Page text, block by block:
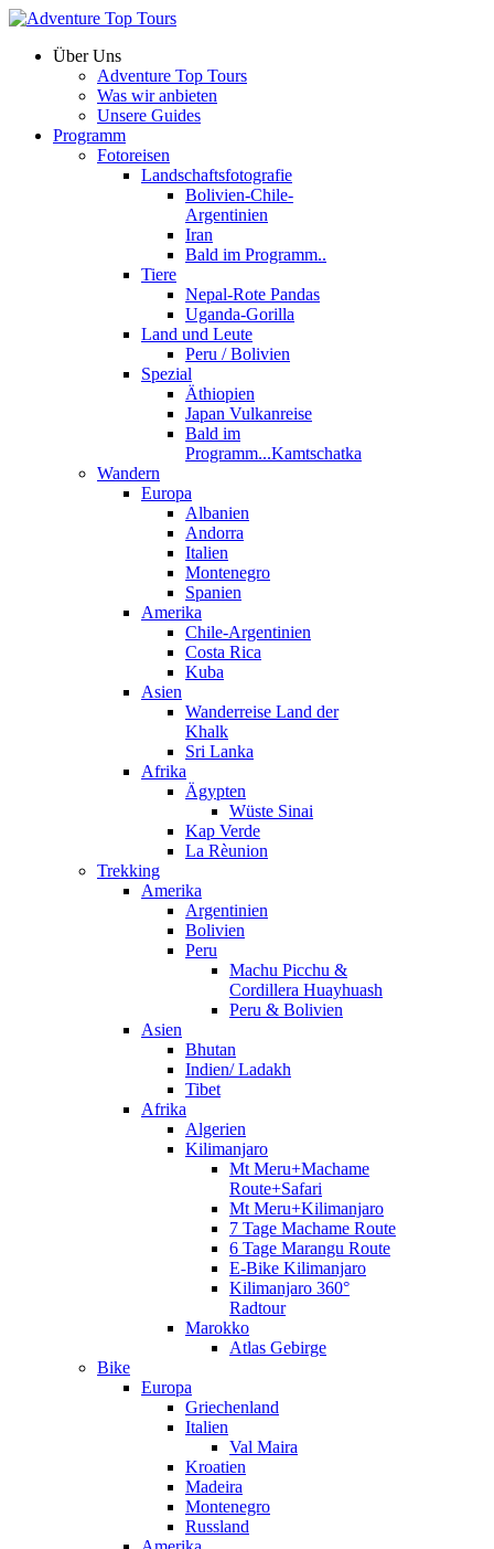
Über Uns
Adventure Top Tours
Was wir anbieten
Unsere Guides
Programm
Fotoreisen
Landschaftsfotografie
Bolivien-Chile-
Argentinien
Iran
Bald im Programm..
Tiere
Nepal-Rote Pandas
Uganda-Gorilla
Land und Leute
Peru / Bolivien
Spezial
Äthiopien
Japan Vulkanreise
Bald im
Programm...Kamtschatka
Wandern
Europa
Albanien
Andorra
Italien
Montenegro
Spanien
Amerika
Chile-Argentinien
Costa Rica
Kuba
Asien
Wanderreise Land der
Khalk
Sri Lanka
Afrika
Ägypten
Wüste Sinai
Kap Verde
La Rèunion
Trekking
Amerika
Argentinien
Bolivien
Peru
Machu Picchu &
Cordillera Huayhuash
Peru & Bolivien
Asien
Bhutan
Indien/ Ladakh
Tibet
Afrika
Algerien
Kilimanjaro
Mt Meru+Machame
Route+Safari
Mt Meru+Kilimanjaro
7 Tage Machame Route
6 Tage Marangu Route
E-Bike Kilimanjaro
Kilimanjaro 360°
Radtour
Marokko
Atlas Gebirge
Bike
Europa
Griechenland
Italien
Val Maira
Kroatien
Madeira
Montenegro
Russland